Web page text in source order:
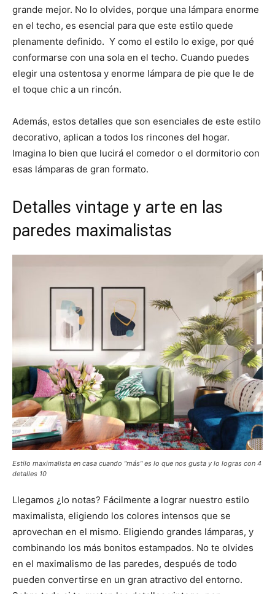
grande mejor. No lo olvides, porque una lámpara enorme
en el techo, es esencial para que este estilo quede
plenamente definido. Y como el estilo lo exige, por qué
conformarse con una sola en el techo. Cuando puedes
elegir una ostentosa y enorme lámpara de pie que le de
el toque chic a un rincón.
Además, estos detalles que son esenciales de este estilo
decorativo, aplican a todos los rincones del hogar.
Imagina lo bien que lucirá el comedor o el dormitorio con
esas lámparas de gran formato.
Detalles vintage y arte en las
paredes maximalistas
Estilo maximalista en casa cuando "más" es lo que nos gusta y lo logras con 4
detalles 10
Llegamos ¿lo notas? Fácilmente a lograr nuestro estilo
maximalista, eligiendo los colores intensos que se
aprovechan en el mismo. Eligiendo grandes lámparas, y
combinando los más bonitos estampados. No te olvides
en el maximalismo de las paredes, después de todo
pueden convertirse en un gran atractivo del entorno.